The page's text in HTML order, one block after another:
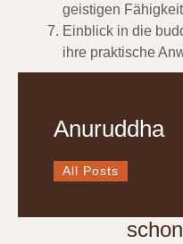
geistigen
Einblick in die
ihre praktische
Anuruddha
All Posts